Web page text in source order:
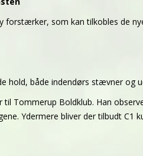
forstærker, som kan tilkobles de
hold, både indendørs stævner og
til Tommerup Boldklub. Han
Ydermere bliver der tilbudt C1